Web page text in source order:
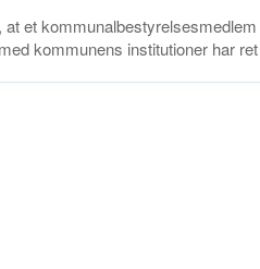
at et
kommunens institutioner har